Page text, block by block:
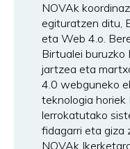
NOVAk
egituratzen ditu,
eta Web 4.o.
Birtualei buruzko
jartzea eta
4.0 webguneko
teknologia horiek
lerrokatutako
fidagarri eta giza
NOVAk